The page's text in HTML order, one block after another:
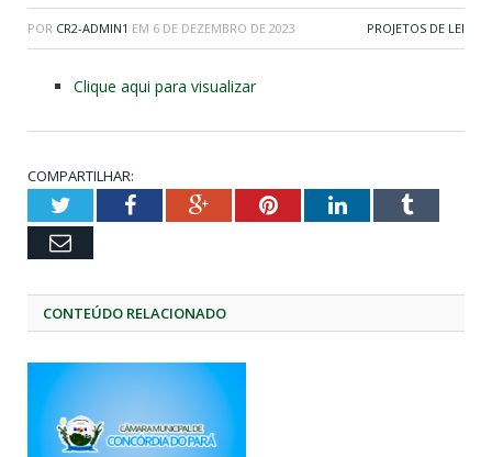
POR CR2-ADMIN1 EM 6 DE DEZEMBRO DE 2023 PROJETOS DE LEI
Clique aqui para visualizar
COMPARTILHAR:
TwitterFacebookGoogle+PinterestLinkedInTumblr
Email
CONTEÚDO RELACIONADO